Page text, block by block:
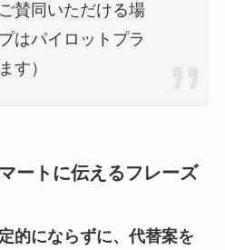
賛同いただける場
はパイロットプラ
す）
ートに伝えるフレーズ
的にならずに、代替案を